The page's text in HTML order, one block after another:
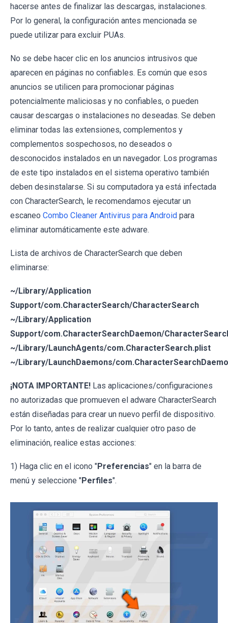
hacerse antes de finalizar las descargas, instalaciones.
Por lo general, la configuración antes mencionada se
puede utilizar para excluir PUAs.
No se debe hacer clic en los anuncios intrusivos que
aparecen en páginas no confiables. Es común que esos
anuncios se utilicen para promocionar páginas
potencialmente maliciosas y no confiables, o pueden
causar descargas o instalaciones no deseadas. Se deben
eliminar todas las extensiones, complementos y
complementos sospechosos, no deseados o
desconocidos instalados en un navegador. Los programas
de este tipo instalados en el sistema operativo también
deben desinstalarse. Si su computadora ya está infectada
con CharacterSearch, le recomendamos ejecutar un
escaneo Combo Cleaner Antivirus para Android para
eliminar automáticamente este adware.
Lista de archivos de CharacterSearch que deben
eliminarse:
~/Library/Application
Support/com.CharacterSearch/CharacterSearch
~/Library/Application
Support/com.CharacterSearchDaemon/
~/Library/LaunchAgents/com.CharacterSearch.plist
~/Library/LaunchDaemons/
¡NOTA IMPORTANTE! Las aplicaciones/configuraciones
no autorizadas que promueven el adware CharacterSearch
están diseñadas para crear un nuevo perfil de dispositivo.
Por lo tanto, antes de realizar cualquier otro paso de
eliminación, realice estas acciones:
1) Haga clic en el icono "Preferencias" en la barra de
menú y seleccione "Perfiles".